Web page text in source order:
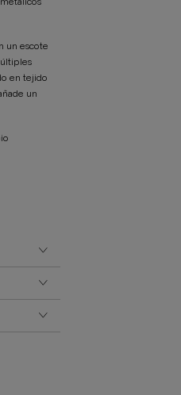
un escote
en tejido
un